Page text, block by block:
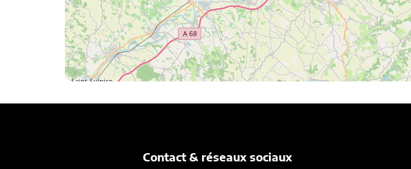
Contact & réseaux sociaux